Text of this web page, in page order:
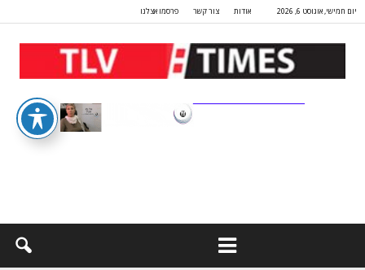
יום חמישי, אוגוסט 6, 2026 אודות צור קשר פרסמו אצלנו